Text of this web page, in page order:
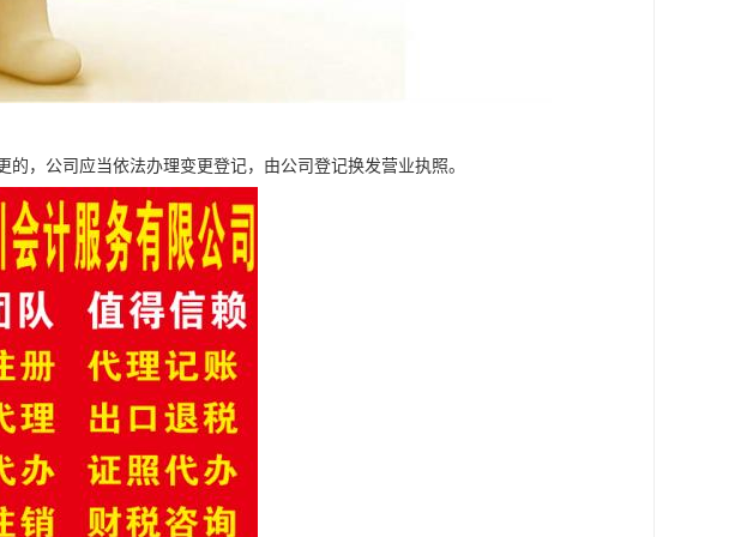
，公司应当依法办理变更登记，由公司登记换发营业执照。